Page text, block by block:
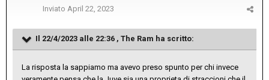
Inviato April 22, 2023
Il 22/4/2023 alle 22:36 , The Ram ha scritto:
La risposta la sappiamo ma avevo preso spunto per chi invece